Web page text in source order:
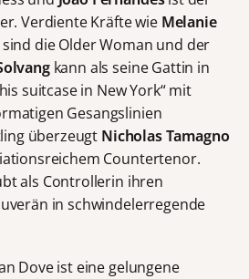
Verdiente Kräfte wie Melanie
die Older Woman und der
kann als seine Gattin in
suitcase in New York“ mit
Gesangslinien
überzeugt Nicholas Tamagno
Countertenor.
als Controllerin ihren
in schwindelerregende
Dove ist eine gelungene